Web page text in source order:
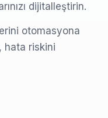
dijitalleştirin.
otomasyona
hata riskini